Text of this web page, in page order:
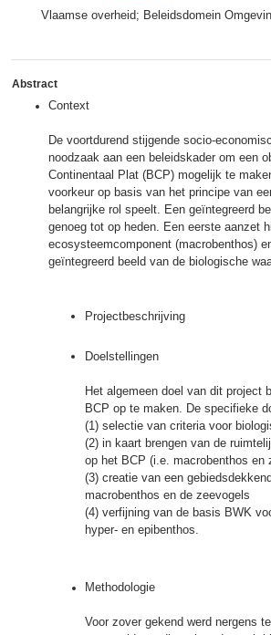
Vlaamse overheid; Beleidsdomein
Abstract
Context
De voortdurend stijgende socio-
noodzaak aan een beleidskader om een
Continentaal Plat (BCP) mogelijk te
voorkeur op basis van het principe van
belangrijke rol speelt. Een geïntegreerd
genoeg tot op heden. Een eerste aanzet
ecosysteemcomponent (macrobenthos)
geïntegreerd beeld van de biologische
Projectbeschrijving
Doelstellingen
Het algemeen doel van dit project
BCP op te maken. De specifieke
(1) selectie van criteria voor
(2) in kaart brengen van de
op het BCP (i.e. macrobenthos en
(3) creatie van een
macrobenthos en de zeevogels
(4) verfijning van de basis BWK
hyper- en epibenthos.
Methodologie
Voor zover gekend werd nergens